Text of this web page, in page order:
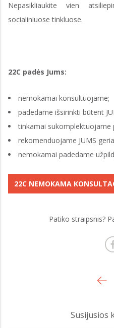
Nepasikliaukite vien
socialiniuose tinkluose.
22C padės Jums:
nemokamai konsultuojame;
padedame išsirinkti būtent
tinkamai sukomplektuojame
rekomenduojame JUMS
nemokamai padedame
22C NEMOKAMA
Patiko straipsnis?
Susijusios